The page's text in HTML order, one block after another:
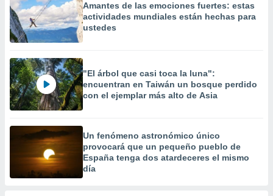
Amantes de las emociones fuertes: estas
actividades mundiales están hechas para
ustedes
"El árbol que casi toca la luna":
encuentran en Taiwán un bosque perdido
con el ejemplar más alto de Asia
Un fenómeno astronómico único
provocará que un pequeño pueblo de
España tenga dos atardeceres el mismo
día